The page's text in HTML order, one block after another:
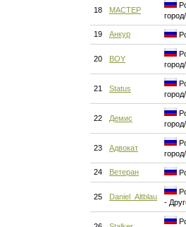
18 MACTEP
19 Анкур
20 BOY
21 Status
22 Демис
23 Адвокат
24 Ветеран
25 Daniel_Altblau
-